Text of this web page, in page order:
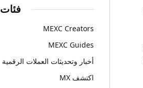
فئات
MEXC Creators
MEXC Guides
أخبار وتحديثات العملات الرقمية
اكتشف MX